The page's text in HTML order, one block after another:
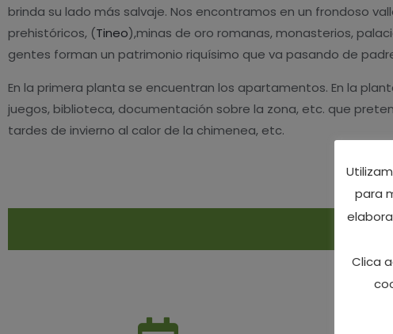
brinda su lado más salvaje. Nos encontramos en un frondoso
prehistóricos, (Tineo),minas de oro romanas, monasterios,
gentes forman un patrimonio riquísimo que va pasando de
En la primera planta se encuentran los apartamentos. En la
juegos, biblioteca, documentación sobre la zona, etc. que
tardes de invierno al calor de la chimenea, etc.
para
Clica